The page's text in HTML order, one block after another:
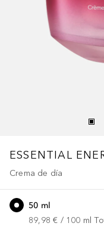
ESSENTIAL
Crema de día
50 ml
89,98 € / 100 ml